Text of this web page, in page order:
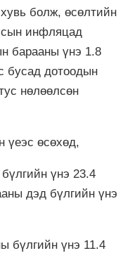
болж, өсөлтийн
инфляцад
барааны үнэ 1.8
бусад дотоодын
нөлөөлсөн
өсөхөд,
үнэ 23.4
дэд бүлгийн үнэ
бүлгийн үнэ 11.4